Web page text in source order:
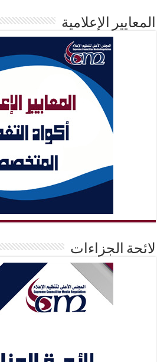
المعايير الإعلامية
لائحة الجزاءات